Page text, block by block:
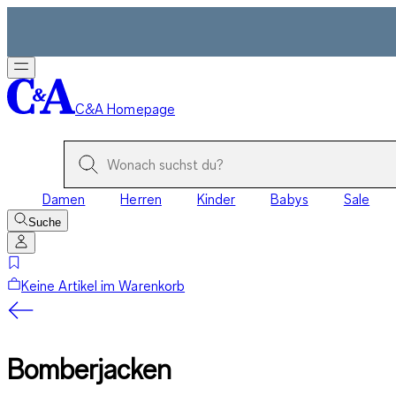
C&A Homepage
Damen Herren Kinder Babys Sale
Suche
Keine Artikel im Warenkorb
Bomberjacken